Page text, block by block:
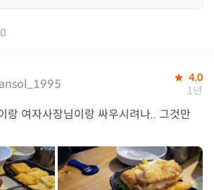
0
4.0
1년
랑 여자사장님이랑 싸우시려나.. 그것만